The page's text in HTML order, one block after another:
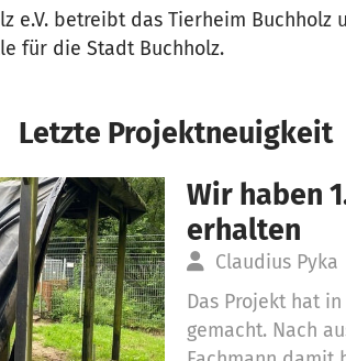
e.V. betreibt das Tierheim
für die Stadt Buchholz.
Letzte Projektneuigkeit
Wir haben
erhalten
Claudius Pyka
Das Projekt hat
gemacht. Nach